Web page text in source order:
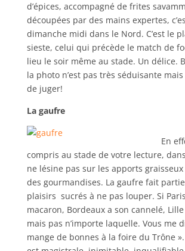
d’épices, accompagné de frites
découpées par des mains expertes,
dimanche midi dans le Nord. C’est le
sieste, celui qui précède le match de
lieu le soir même au stade. Un délice.
la photo n’est pas très séduisante
de juger!
La gaufre
En
compris au stade de votre lecture,
ne lésine pas sur les apports
des gourmandises. La gaufre fait
plaisirs sucrés à ne pas louper. Si
macaron, Bordeaux a son cannelé,
mais pas n’importe laquelle. Vous me
mange de bonnes à la foire du Trône